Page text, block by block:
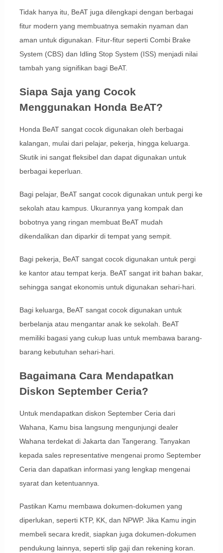
Tidak hanya itu, BeAT juga dilengkapi dengan berbagai
fitur modern yang membuatnya semakin nyaman dan
aman untuk digunakan. Fitur-fitur seperti Combi Brake
System (CBS) dan Idling Stop System (ISS) menjadi nilai
tambah yang signifikan bagi BeAT.
Siapa Saja yang Cocok
Menggunakan Honda BeAT?
Honda BeAT sangat cocok digunakan oleh berbagai
kalangan, mulai dari pelajar, pekerja, hingga keluarga.
Skutik ini sangat fleksibel dan dapat digunakan untuk
berbagai keperluan.
Bagi pelajar, BeAT sangat cocok digunakan untuk pergi ke
sekolah atau kampus. Ukurannya yang kompak dan
bobotnya yang ringan membuat BeAT mudah
dikendalikan dan diparkir di tempat yang sempit.
Bagi pekerja, BeAT sangat cocok digunakan untuk pergi
ke kantor atau tempat kerja. BeAT sangat irit bahan bakar,
sehingga sangat ekonomis untuk digunakan sehari-hari.
Bagi keluarga, BeAT sangat cocok digunakan untuk
berbelanja atau mengantar anak ke sekolah. BeAT
memiliki bagasi yang cukup luas untuk membawa barang-
barang kebutuhan sehari-hari.
Bagaimana Cara Mendapatkan
Diskon September Ceria?
Untuk mendapatkan diskon September Ceria dari
Wahana, Kamu bisa langsung mengunjungi dealer
Wahana terdekat di Jakarta dan Tangerang. Tanyakan
kepada sales representative mengenai promo September
Ceria dan dapatkan informasi yang lengkap mengenai
syarat dan ketentuannya.
Pastikan Kamu membawa dokumen-dokumen yang
diperlukan, seperti KTP, KK, dan NPWP. Jika Kamu ingin
membeli secara kredit, siapkan juga dokumen-dokumen
pendukung lainnya, seperti slip gaji dan rekening koran.